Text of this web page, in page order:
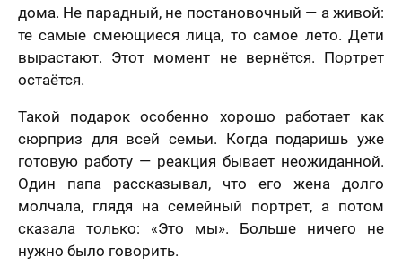
дома. Не парадный, не постановочный — а живой:
те самые смеющиеся лица, то самое лето. Дети
вырастают. Этот момент не вернётся. Портрет
остаётся.
Такой подарок особенно хорошо работает как
сюрприз для всей семьи. Когда подаришь уже
готовую работу — реакция бывает неожиданной.
Один папа рассказывал, что его жена долго
молчала, глядя на семейный портрет, а потом
сказала только: «Это мы». Больше ничего не
нужно было говорить.